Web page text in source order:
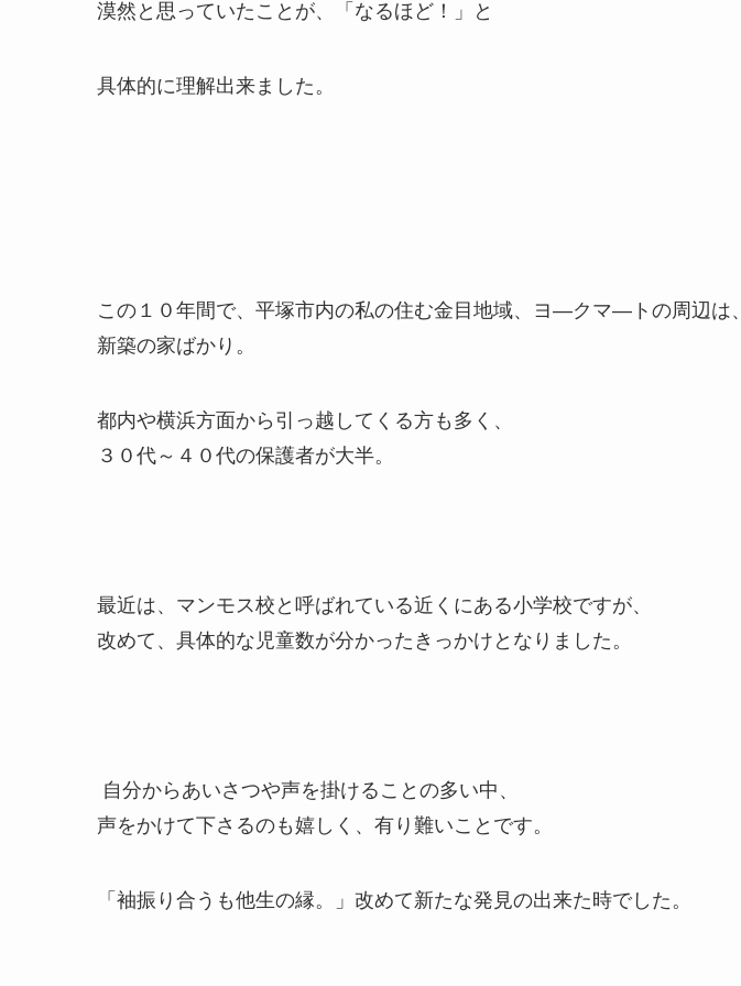
漠然と思っていたことが、「なるほど！」と
具体的に理解出来ました。
この１０年間で、平塚市内の私の住む金目地域、ヨ―クマ―トの周辺は、
新築の家ばかり。
都内や横浜方面から引っ越してくる方も多く、
３０代～４０代の保護者が大半。
最近は、マンモス校と呼ばれている近くにある小学校ですが、
改めて、具体的な児童数が分かったきっかけとなりました。
自分からあいさつや声を掛けることの多い中、
声をかけて下さるのも嬉しく、有り難いことです。
「袖振り合うも他生の縁。」改めて新たな発見の出来た時でした。